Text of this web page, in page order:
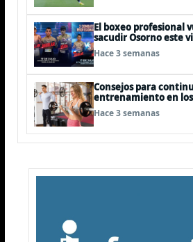
El boxeo profesional
sacudir Osorno este
Hace 3 semanas
Consejos para
entrenamiento en
lluviosos de invierno
Hace 3 semanas